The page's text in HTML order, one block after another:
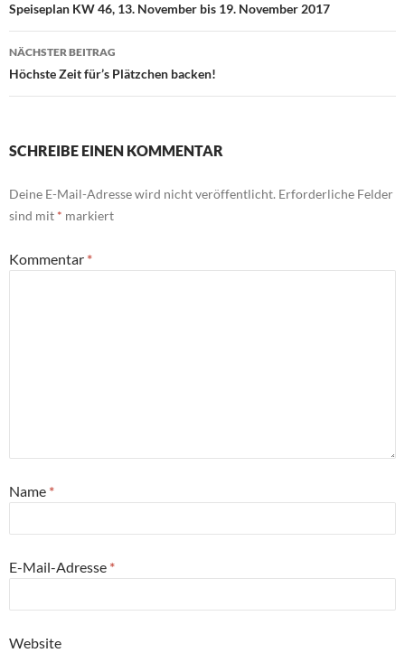
Speiseplan KW 46, 13. November bis 19. November 2017
NÄCHSTER BEITRAG
Höchste Zeit für’s Plätzchen backen!
SCHREIBE EINEN KOMMENTAR
Deine E-Mail-Adresse wird nicht veröffentlicht. Erforderliche Felder
sind mit * markiert
Kommentar *
Name *
E-Mail-Adresse *
Website